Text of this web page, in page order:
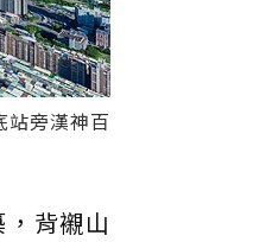
站旁漢神百
背襯山